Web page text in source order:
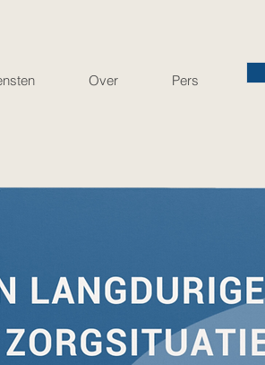
Over Pers